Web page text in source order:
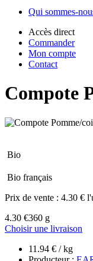
Qui sommes-
Accès direct
Commander
Mon compte
Contact
Compote
Bio
Bio français
Prix de vente : 4.30 €
4.30 €360 g
Choisir une livraison
11.94 € / kg